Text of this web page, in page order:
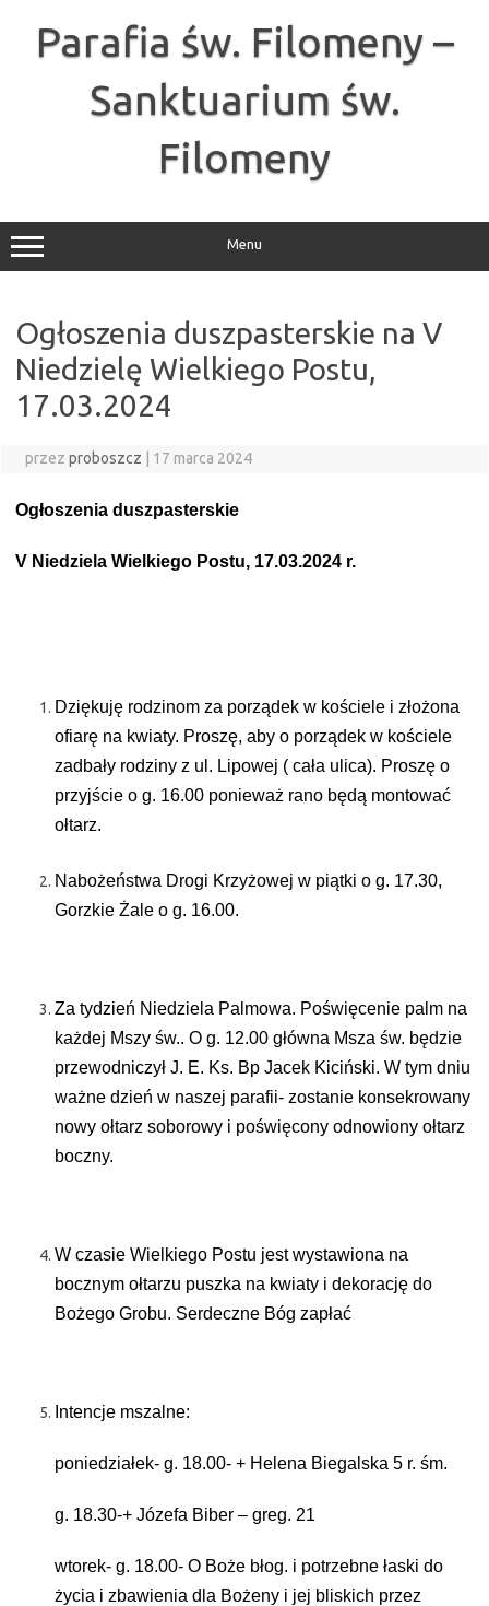
Parafia św. Filomeny –
Sanktuarium św.
Filomeny
Menu
Ogłoszenia duszpasterskie na V
Niedzielę Wielkiego Postu,
17.03.2024
przez proboszcz 17 marca 2024
Ogłoszenia duszpasterskie
V Niedziela Wielkiego Postu, 17.03.2024 r.
Dziękuję rodzinom za porządek w kościele i złożona
ofiarę na kwiaty. Proszę, aby o porządek w kościele
zadbały rodziny z ul. Lipowej ( cała ulica). Proszę o
przyjście o g. 16.00 ponieważ rano będą montować
ołtarz.
Nabożeństwa Drogi Krzyżowej w piątki o g. 17.30,
Gorzkie Żale o g. 16.00.
Za tydzień Niedziela Palmowa. Poświęcenie palm na
każdej Mszy św.. O g. 12.00 główna Msza św. będzie
przewodniczył J. E. Ks. Bp Jacek Kiciński. W tym dniu
ważne dzień w naszej parafii- zostanie konsekrowany
nowy ołtarz soborowy i poświęcony odnowiony ołtarz
boczny.
W czasie Wielkiego Postu jest wystawiona na
bocznym ołtarzu puszka na kwiaty i dekorację do
Bożego Grobu. Serdeczne Bóg zapłać
Intencje mszalne:
poniedziałek- g. 18.00- + Helena Biegalska 5 r. śm.
g. 18.30-+ Józefa Biber – greg. 21
wtorek- g. 18.00- O Boże błog. i potrzebne łaski do
życia i zbawienia dla Bożeny i jej bliskich przez